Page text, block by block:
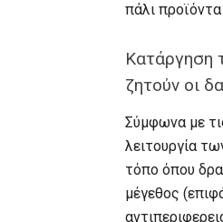
πάλι
Κατάργηση
ζητούν οι
Σύμφωνα με
λειτουργία
τόπο όπου
μέγεθος